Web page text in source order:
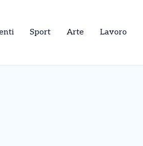
Sport Arte Lavoro